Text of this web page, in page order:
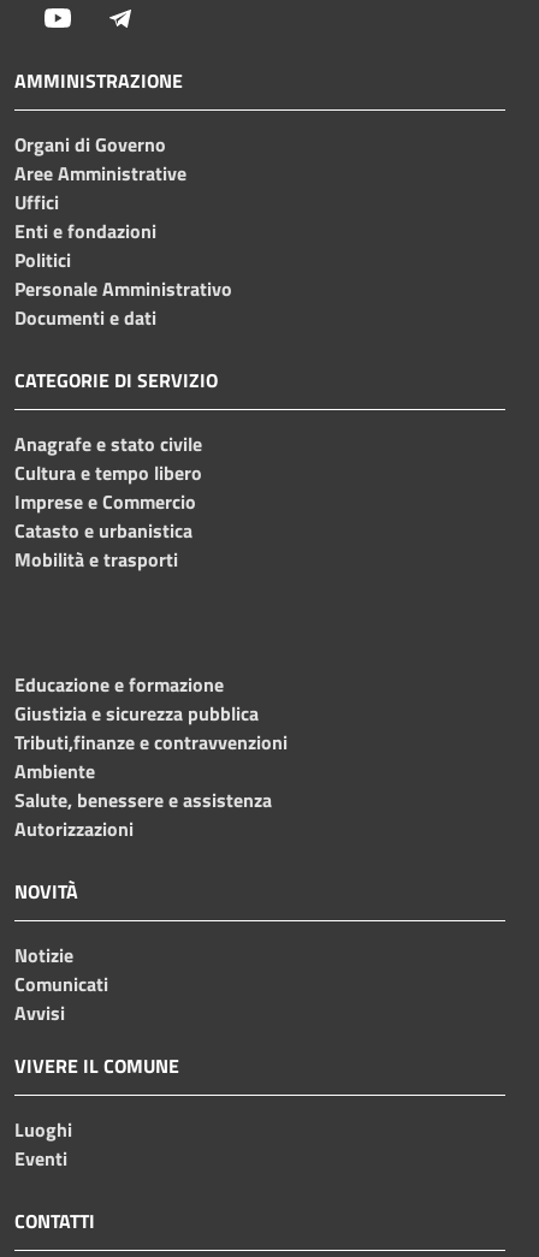
Youtube
AMMINISTRAZIONE
Organi di Governo
Aree Amministrative
Uffici
Enti e fondazioni
Politici
Personale Amministrativo
Documenti e dati
CATEGORIE DI SERVIZIO
Anagrafe e stato civile
Cultura e tempo libero
Imprese e Commercio
Catasto e urbanistica
Mobilità e trasporti
Educazione e formazione
Giustizia e sicurezza pubblica
Tributi,finanze e contravvenzioni
Ambiente
Salute, benessere e assistenza
Autorizzazioni
NOVITÀ
Notizie
Comunicati
Avvisi
VIVERE IL COMUNE
Luoghi
Eventi
CONTATTI